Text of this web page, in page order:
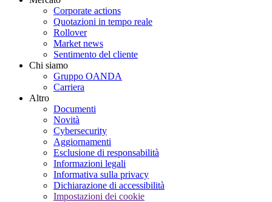
Corporate actions
Quotazioni in tempo reale
Rollover
Market news
Sentimento del cliente
Chi siamo
Gruppo OANDA
Carriera
Altro
Documenti
Novità
Cybersecurity
Aggiornamenti
Esclusione di responsabilità
Informazioni legali
Informativa sulla privacy
Dichiarazione di accessibilità
Impostazioni dei cookie